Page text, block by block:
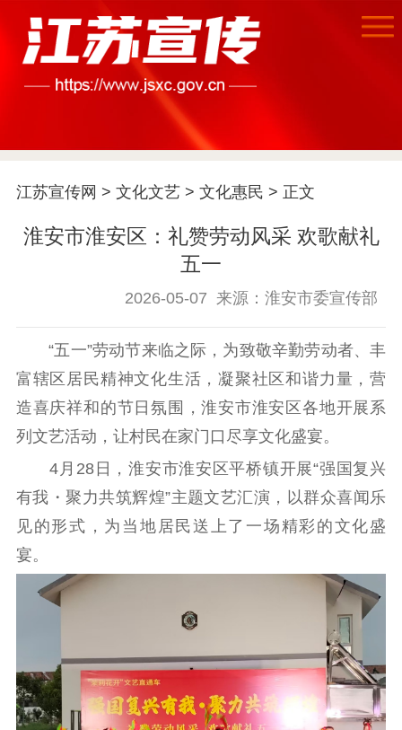
江苏要闻
公示公告
信息公开制度
信息公开指南
告
政策法规
工作动态
理论武装
理论学习 宣传宣讲 研究阐释
哲学社科
社科强省
新闻宣传
主题宣传 对外宣传
新闻发布
记者之家
品牌栏目
江苏宣传网 > 文化文艺> 文化惠民 > 正文
淮安市淮安区：礼赞劳动风采 欢歌献礼
五一
2026-05-07 来源：淮安市委宣传部
“五一”劳动节来临之际，为致敬辛勤劳动者、丰
富辖区居民精神文化生活，凝聚社区和谐力量，营
造喜庆祥和的节日氛围，淮安市淮安区各地开展系
列文艺活动，让村民在家门口尽享文化盛宴。
4月28日，淮安市淮安区平桥镇开展“强国复兴
有我・聚力共筑辉煌”主题文艺汇演，以群众喜闻乐
见的形式，为当地居民送上了一场精彩的文化盛
宴。